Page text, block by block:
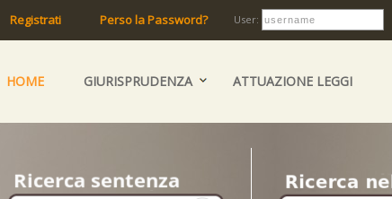
Registrati Perso la Password? User:
HOME GIURISPRUDENZA ATTUAZIONE LEGGI